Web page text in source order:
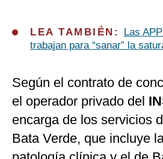
LEA TAMBIÉN:
Las
trabajan para “sanar” la
Según el contrato de
el operador privado del
encarga de los servicios
Bata Verde, que incluye